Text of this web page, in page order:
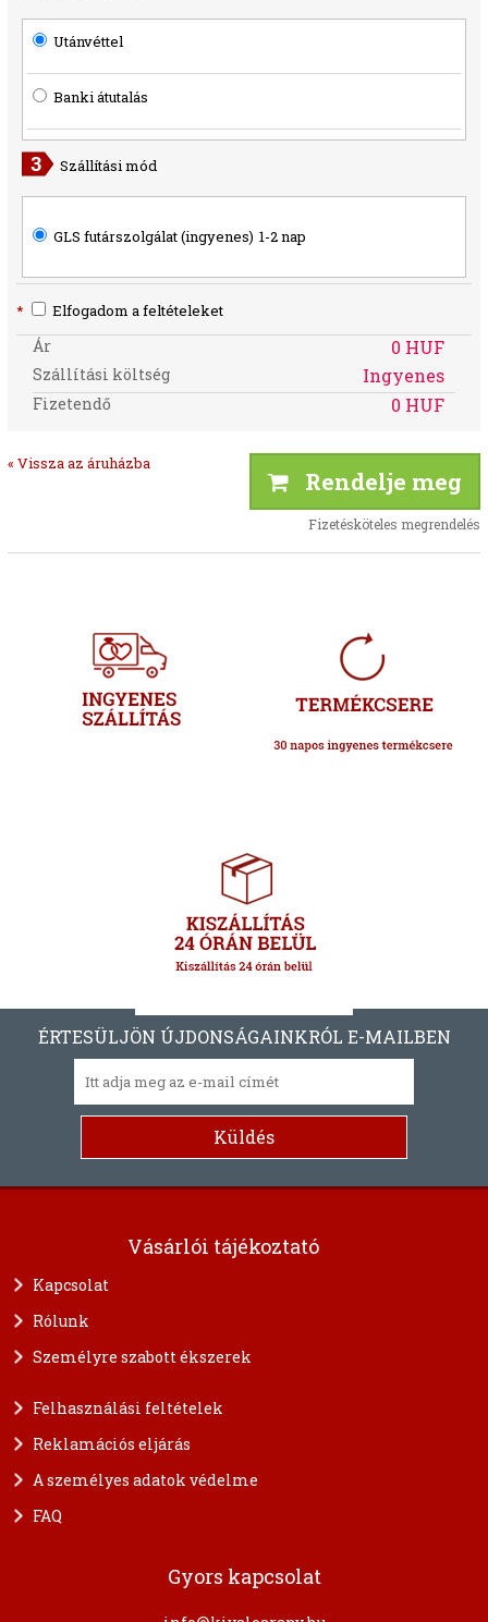
Utánvéttel
Banki átutalás
Szállítási mód
GLS futárszolgálat (ingyenes) 1-2 nap
* Elfogadom a feltételeket
Ár 0 HUF
Szállítási költség Ingyenes
Fizetendő 0 HUF
« Vissza az áruházba
Rendelje meg
Fizetésköteles megrendelés
ÉRTESÜLJÖN ÚJDONSÁGAINKRÓL E-MAILBEN
Vásárlói tájékoztató
Kapcsolat
Rólunk
Személyre szabott ékszerek
Felhasználási feltételek
Reklamációs eljárás
A személyes adatok védelme
FAQ
Gyors kapcsolat